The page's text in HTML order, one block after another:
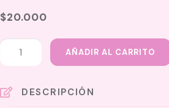
$20.000
Bloom
desmaquillante
cantidad
AÑADIR AL CARRITO
DESCRIPCIÓN